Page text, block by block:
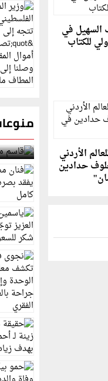
السهيل في
للكتاب
الأردني
حدادين
قاسم